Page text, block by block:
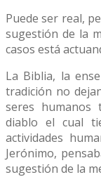
Puede ser real,
sugestión de la
casos está
La Biblia, la
tradición no
seres
diablo el cual
actividades
Jerónimo,
sugestión de la